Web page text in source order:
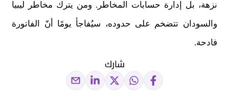
نزهة، بل إدارة حسابات المخاطر. ومن يترك مخاطر ليبيا
والسودان تتضخم على حدوده، سيُفاجأ يومًا أنّ الفاتورة
فادحة.
شارك